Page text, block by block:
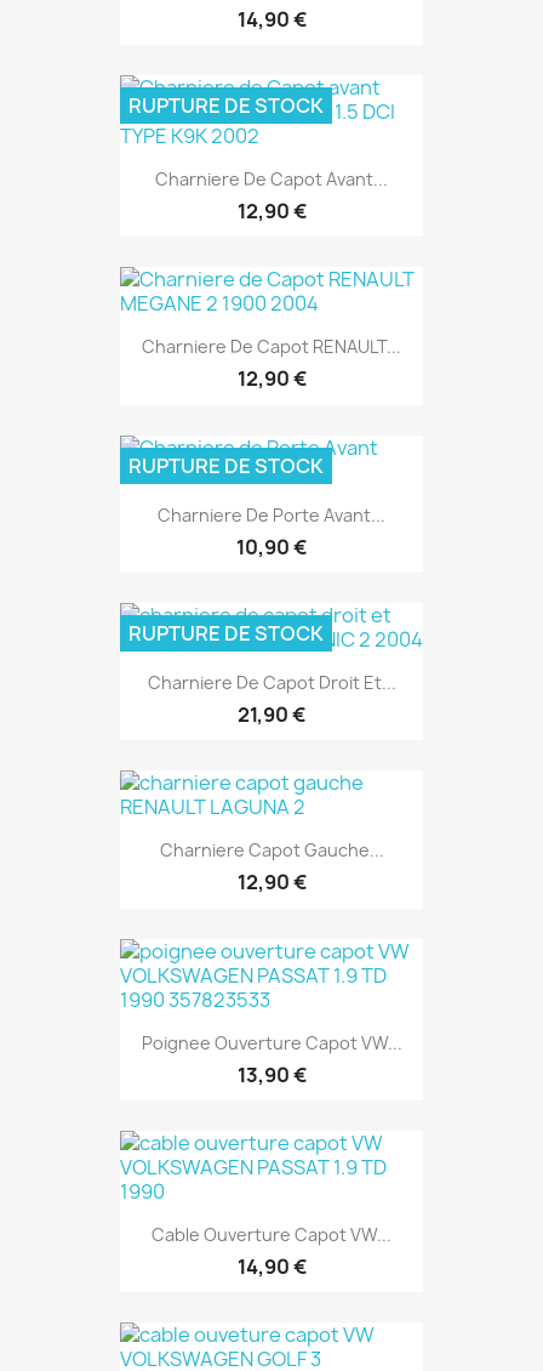
14,90 €
Charniere De Capot Avant...
12,90 €
RUPTURE DE STOCK
Charniere De Capot RENAULT...
12,90 €
Charniere De Porte Avant...
10,90 €
RUPTURE DE STOCK
Charniere De Capot Droit Et...
21,90 €
RUPTURE DE STOCK
Charniere Capot Gauche...
12,90 €
Poignee Ouverture Capot VW...
13,90 €
Cable Ouverture Capot VW...
14,90 €